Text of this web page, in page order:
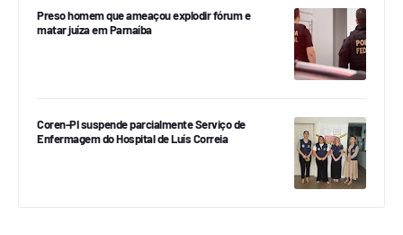
Preso homem que ameaçou explodir fórum e
matar juíza em Parnaíba
Coren-PI suspende parcialmente Serviço de
Enfermagem do Hospital de Luís Correia